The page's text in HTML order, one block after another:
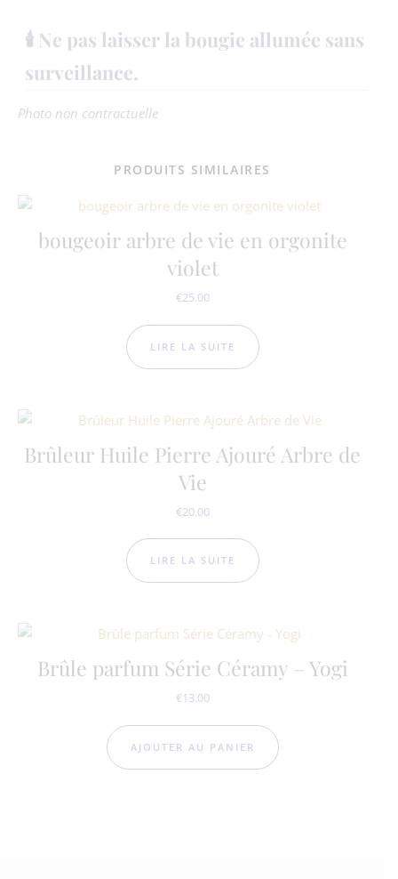
🕯️ Ne pas laisser la bougie allumée sans
surveillance.
Photo non contractuelle
PRODUITS SIMILAIRES
bougeoir arbre de vie en orgonite
violet
€25.00
LIRE LA SUITE
Brûleur Huile Pierre Ajouré Arbre de
Vie
€20.00
LIRE LA SUITE
Brûle parfum Série Céramy – Yogi
€13.00
AJOUTER AU PANIER